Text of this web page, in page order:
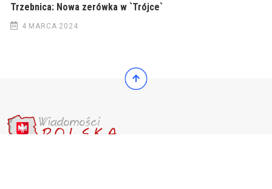
Trzebnica: Nowa zerówka w `Trójce`
4 MARCA 2024